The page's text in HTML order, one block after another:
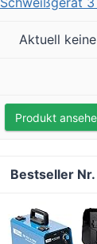
Aktuell
Produkt